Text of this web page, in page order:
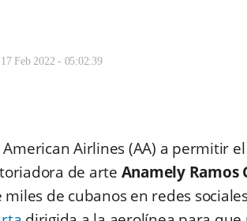
17 Feb 2022 - 05:02:39
American Airlines (AA) a permitir
de arte Anamely Ramos
miles de cubanos en redes